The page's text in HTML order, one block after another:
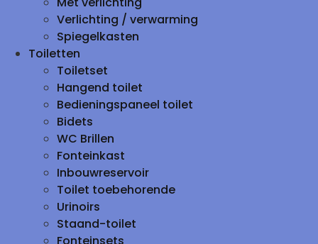
Verlichting / verwarming
Spiegelkasten
Toiletten
Toiletset
Hangend toilet
Bedieningspaneel toilet
Bidets
WC Brillen
Fonteinkast
Inbouwreservoir
Toilet toebehorende
Urinoirs
Staand-toilet
Fonteinsets